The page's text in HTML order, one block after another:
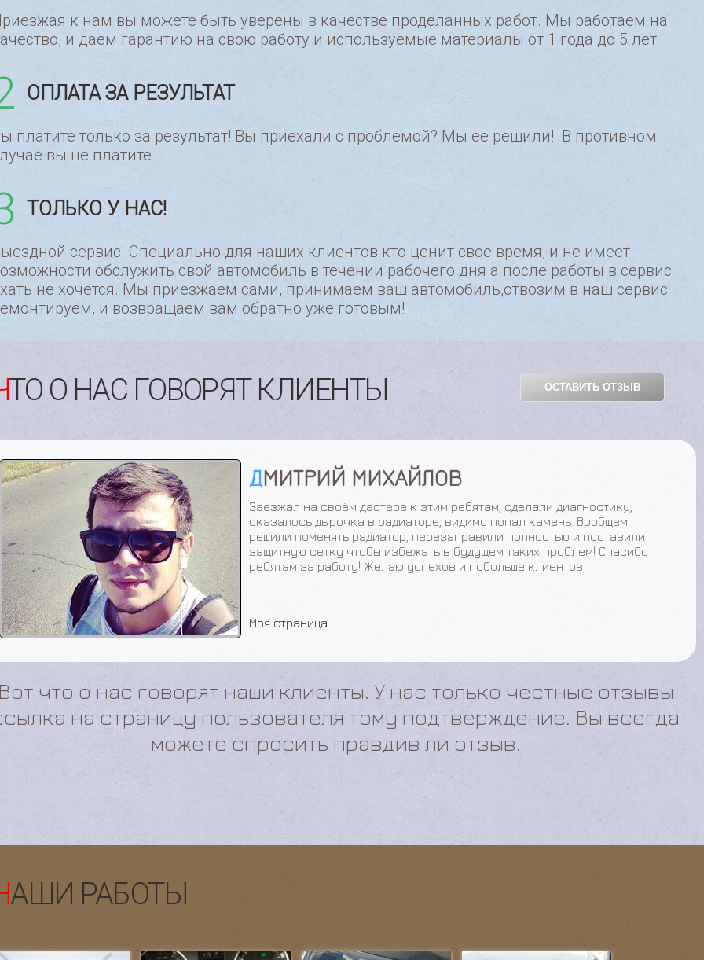
к нам вы можете быть уверены в качестве проделанных работ. Мы работаем на
и даем гарантию на свою работу и используемые материалы от 1 года до 5 лет
ОПЛАТА ЗА РЕЗУЛЬТАТ
платите только за результат! Вы приехали с проблемой? Мы ее решили! В противном
вы не платите
ТОЛЬКО У НАС!
сервис. Специально для наших клиентов кто ценит свое время, и не имеет
обслужить свой автомобиль в течении рабочего дня а после работы в сервис
не хочется. Мы приезжаем сами, принимаем ваш автомобиль,отвозим в наш сервис
и возвращаем вам обратно уже готовым!
ЧТО О НАС ГОВОРЯТ КЛИЕНТЫ ОСТАВИТЬ ОТЗЫВ
АЛИНА СТАРКОВА
Очень жарко стало в машине летом, заехала чтобы посмотрели что
случилось с моей машинкой.Посмотрели довольно быстро, сказали что
требуется замена фильтра салона, он забит и чистка радиатора
кондиционера. Я согласилась, посмотрела как все это делают такой
ужас) пол машины спереди разобрали прочистили и промыли все,
все хорошо я осталась довольна! Желаю успехов сервису!
страница
что о нас говорят наши клиенты. У нас только честные отзывы
на страницу пользователя тому подтверждение. Вы всегда